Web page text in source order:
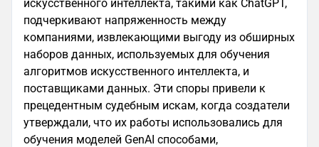
искусственного интеллекта, такими как ChatGPT,
подчеркивают напряженность между
компаниями, извлекающими выгоду из обширных
наборов данных, используемых для обучения
алгоритмов искусственного интеллекта, и
поставщиками данных. Эти споры привели к
прецедентным судебным искам, когда создатели
утверждали, что их работы использовались для
обучения моделей GenAI способами,